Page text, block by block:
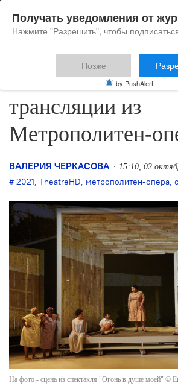
TheatreHD
трансляции из
Метрополитен-
ВАЛЕРИЯ ЧЕРКАСОВА 15:10, 02
2021, TheatreHD, метрополитен-опера,
На фото - сцена из спектакля "Огонь в душе моей" ©
Получать уведомления от
Нажмите "Разрешить", чтобы
Позже
by PushAlert